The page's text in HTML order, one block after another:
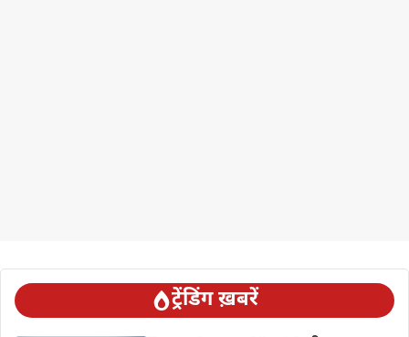
ट्रेंडिंग ख़बरें